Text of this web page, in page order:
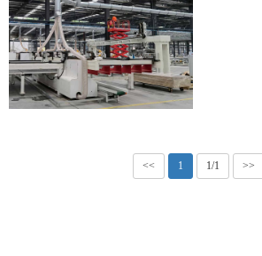
<< 1 1/1 >>